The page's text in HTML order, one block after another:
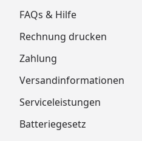
FAQs & Hilfe
Rechnung drucken
Zahlung
Versandinformationen
Serviceleistungen
Batteriegesetz